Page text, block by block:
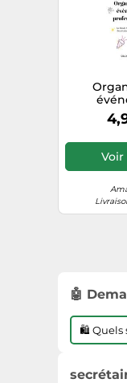
guide
🤖
🛍️ Quels